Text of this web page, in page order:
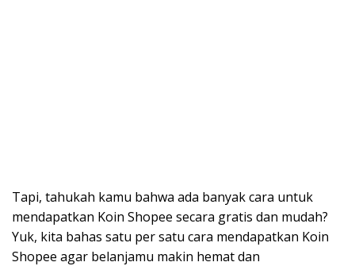
Tapi, tahukah kamu bahwa ada banyak cara untuk
mendapatkan Koin Shopee secara gratis dan mudah?
Yuk, kita bahas satu per satu cara mendapatkan Koin
Shopee agar belanjamu makin hemat dan